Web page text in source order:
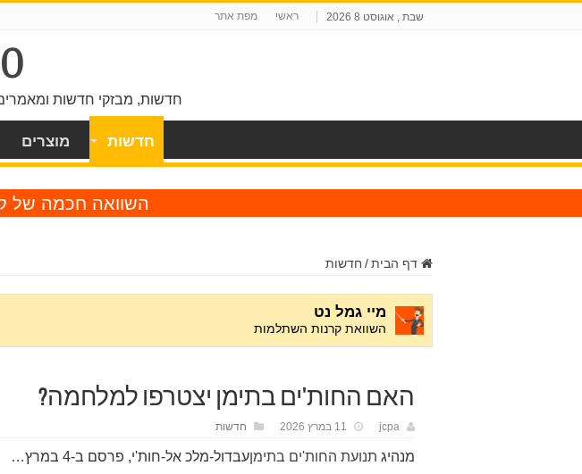
שבת , אוגוסט 8 2026 ראשי מפת אתר
חדשות, מבזקי חדשות ומאמרים
חדשות מוצרים
השוואה חכמה של
דף הבית/ חדשות
האם החות'ים בתימן יצטרפו למלחמה?
jcpa 11 במרץ 2026 חדשות
מנהיג תנועת החות'ים בתימןעבדול-מלכ אל-חות'י, פרסם ב-4 במרץ…